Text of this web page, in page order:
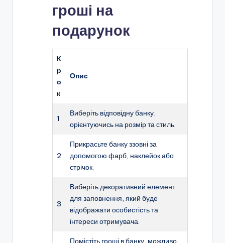
гроші на
подарунок
К
р
о
к
Опис
1
Виберіть відповідну банку,
орієнтуючись на розмір та стиль.
2
Прикрасьте банку ззовні за
допомогою фарб, наклейок або
стрічок.
3
Виберіть декоративний елемент
для заповнення, який буде
відображати особистість та
інтереси отримувача.
Помістіть гроші в банку, можливо,